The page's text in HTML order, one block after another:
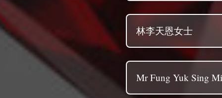
林李天恩女士
Mr Fung Yuk Sing